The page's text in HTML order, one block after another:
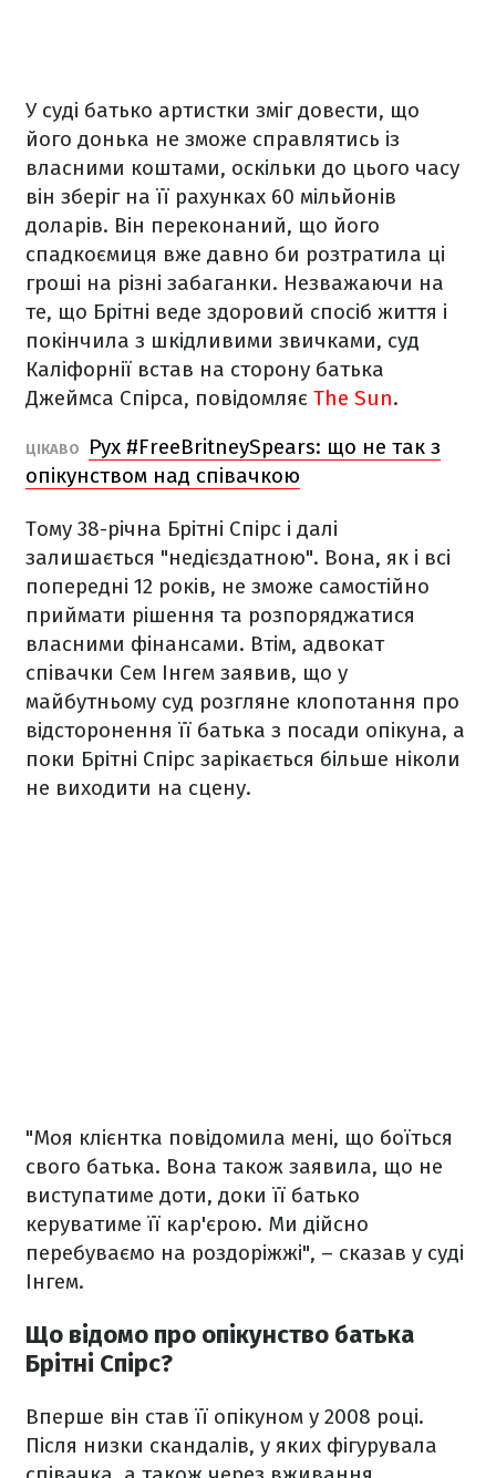
У суді батько артистки зміг довести, що
його донька не зможе справлятись із
власними коштами, оскільки до цього часу
він зберіг на її рахунках 60 мільйонів
доларів. Він переконаний, що його
спадкоємиця вже давно би розтратила ці
гроші на різні забаганки. Незважаючи на
те, що Брітні веде здоровий спосіб життя і
покінчила з шкідливими звичками, суд
Каліфорнії встав на сторону батька
Джеймса Спірса, повідомляє The ​​Sun.
ЦІКАВО
Рух #FreeBritneySpears: що не так з
опікунством над співачкою
Тому 38-річна Брітні Спірс і далі
залишається "недієздатною". Вона, як і всі
попередні 12 років, не зможе самостійно
приймати рішення та розпоряджатися
власними фінансами. Втім, адвокат
співачки Сем Інгем заявив, що у
майбутньому суд розгляне клопотання про
відсторонення її батька з посади опікуна, а
поки Брітні Спірс зарікається більше ніколи
не виходити на сцену.
"Моя клієнтка повідомила мені, що боїться
свого батька. Вона також заявила, що не
виступатиме доти, доки її батько
керуватиме її кар'єрою. Ми дійсно
перебуваємо на роздоріжжі", – сказав у суді
Інгем.
Що відомо про опікунство батька
Брітні Спірс?
Вперше він став її опікуном у 2008 році.
Після низки скандалів, у яких фігурувала